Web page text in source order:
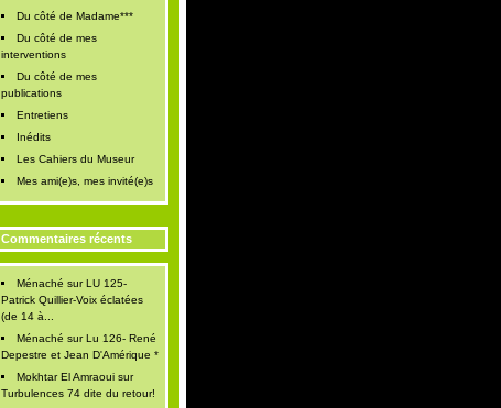
Du côté de Madame***
Du côté de mes
interventions
Du côté de mes
publications
Entretiens
Inédits
Les Cahiers du Museur
Mes ami(e)s, mes invité(e)s
Commentaires récents
Ménaché surLU 125-
Patrick Quillier-Voix éclatées
(de 14 à...
Ménaché surLu 126- René
Depestre et Jean D'Amérique *
Mokhtar El Amraouisur
Turbulences 74 dite du retour!